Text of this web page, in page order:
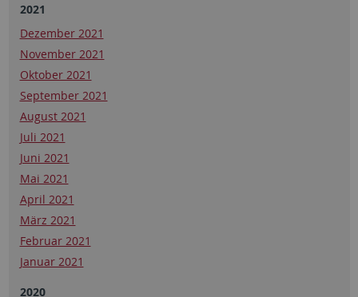
2021
Dezember 2021
November 2021
Oktober 2021
September 2021
August 2021
Juli 2021
Juni 2021
Mai 2021
April 2021
März 2021
Februar 2021
Januar 2021
2020